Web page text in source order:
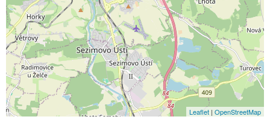
Leaflet | OpenStreetMap